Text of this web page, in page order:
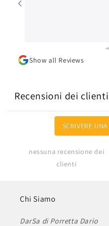
Show all Reviews
Recensioni dei clienti
SCRIVERE
nessuna recensione dei
clienti
Chi Siamo
DarSa di Porretta Dario